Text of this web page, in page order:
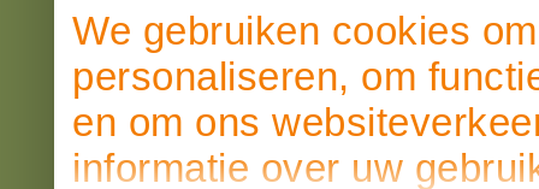
We gebruiken cookies
personaliseren, om
en om ons
informatie over uw